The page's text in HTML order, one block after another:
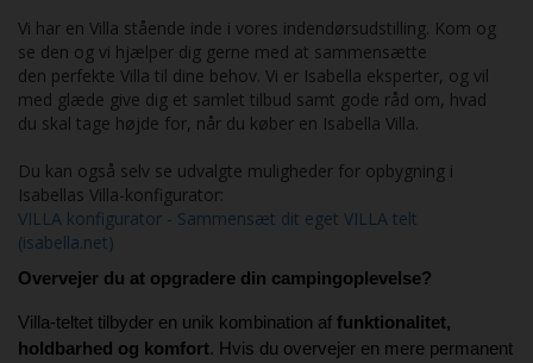
Vi har en Villa stående inde i vores indendørsudstilling. Kom og
se den og vi hjælper dig gerne med at sammensætte
den perfekte Villa til dine behov. Vi er Isabella eksperter, og vil
med glæde give dig et samlet tilbud samt gode råd om, hvad
du skal tage højde for, når du køber en Isabella Villa.
Du kan også selv se udvalgte muligheder for opbygning i
Isabellas Villa-konfigurator:
VILLA konfigurator - Sammensæt dit eget VILLA telt
(isabella.net)
Overvejer du at opgradere din campingoplevelse?
Villa-teltet tilbyder en unik kombination af funktionalitet,
holdbarhed og komfort. Hvis du overvejer en mere permanent